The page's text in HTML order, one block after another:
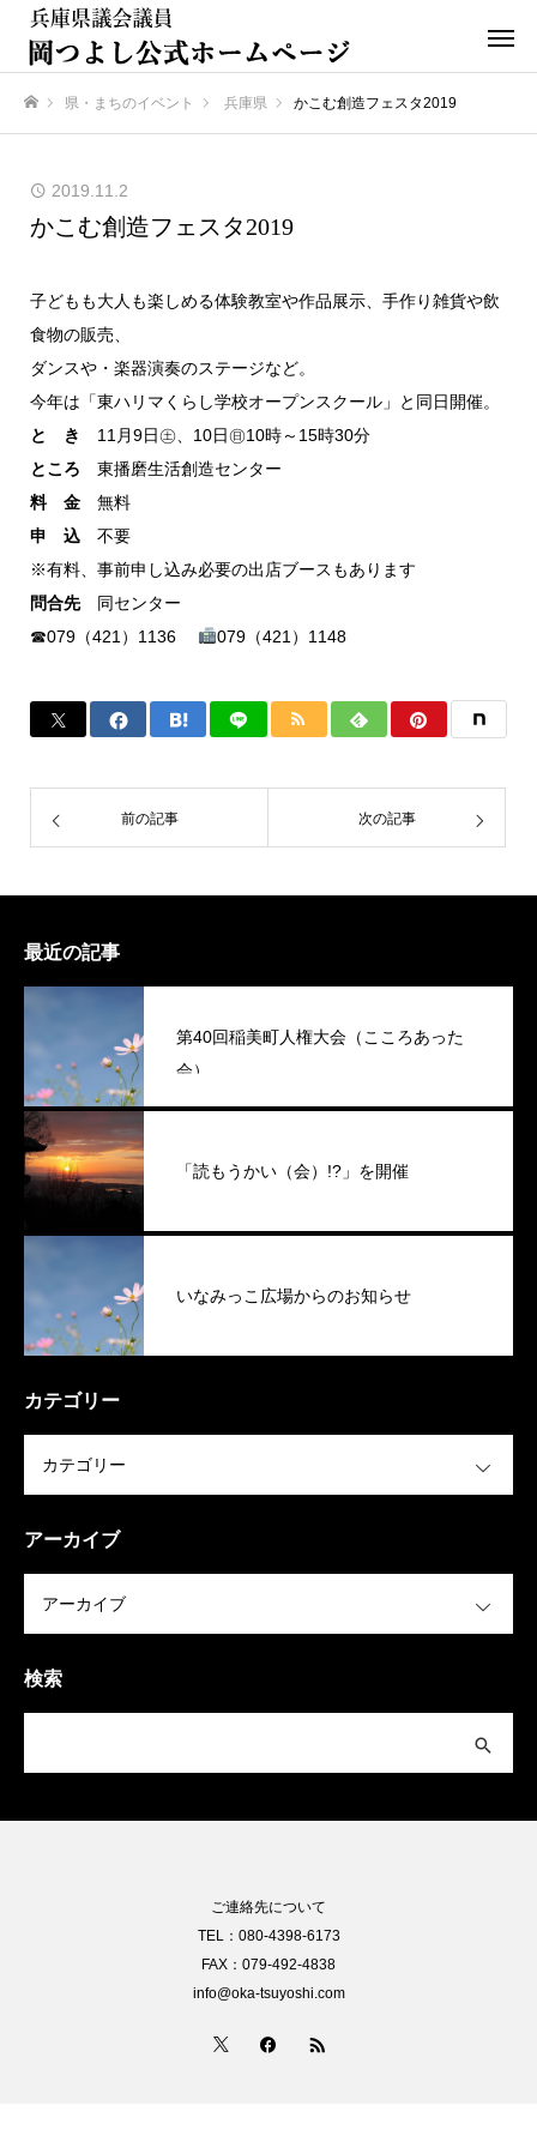
県・まちのイベント 兵庫県 かこむ創造フェスタ2019
2019.11.2
かこむ創造フェスタ2019
子どもも大人も楽しめる体験教室や作品展示、手作り雑貨や飲
食物の販売、
ダンスや・楽器演奏のステージなど。
今年は「東ハリマくらし学校オープンスクール」と同日開催。
と き
11月9日㊏、10日㊐10時～15時30分
ところ 東播磨生活創造センター
料 金 無料
申 込 不要
※有料、事前申し込み必要の出店ブースもあります
問合先同センター
☎079（421）1136
079（421）1148
前の記事 次の記事
最近の記事
第40回稲美町人権大会（こころあった
会）
「読もうかい（会）!?」を開催
いなみっこ広場からのお知らせ
カテゴリー
アーカイブ
検索
ご連絡先について
TEL：080-4398-6173
FAX：079-492-4838
info@oka-tsuyoshi.com